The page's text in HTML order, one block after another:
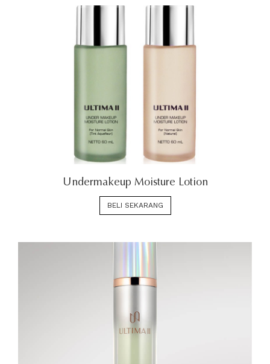
Undermakeup Moisture Lotion
BELI SEKARANG